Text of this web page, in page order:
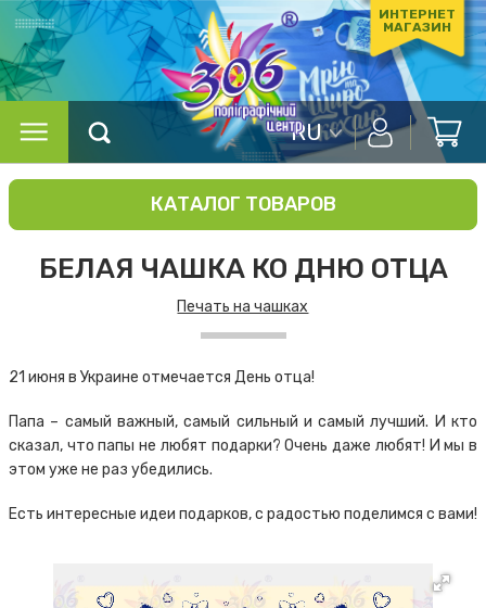
ИНТЕРНЕТ
МАГАЗИН
RU
КАТАЛОГ ТОВАРОВ
БЕЛАЯ ЧАШКА КО ДНЮ ОТЦА
Печать на чашках
21 июня в Украине отмечается День отца!
Папа – самый важный, самый сильный и самый лучший. И кто
сказал, что папы не любят подарки? Очень даже любят! И мы в
этом уже не раз убедились.
Есть интересные идеи подарков, с радостью поделимся с вами!